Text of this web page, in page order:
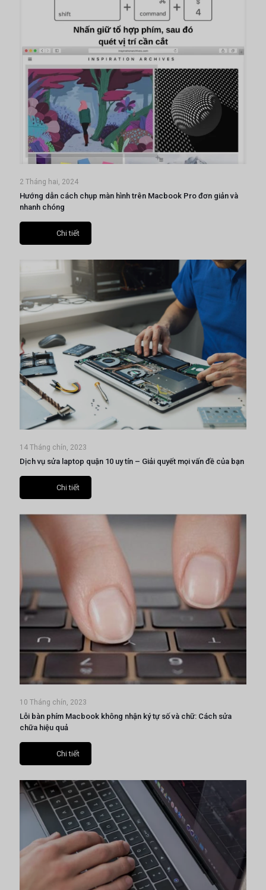
2 Tháng hai, 2024
Hướng dẫn cách chụp màn hình trên Macbook Pro đơn giản và
nhanh chóng
Chi tiết
14 Tháng chín, 2023
Dịch vụ sửa laptop quận 10 uy tín – Giải quyết mọi vấn đề của bạn
Chi tiết
10 Tháng chín, 2023
Lỗi bàn phím Macbook không nhận ký tự số và chữ: Cách sửa
chữa hiệu quả
Chi tiết